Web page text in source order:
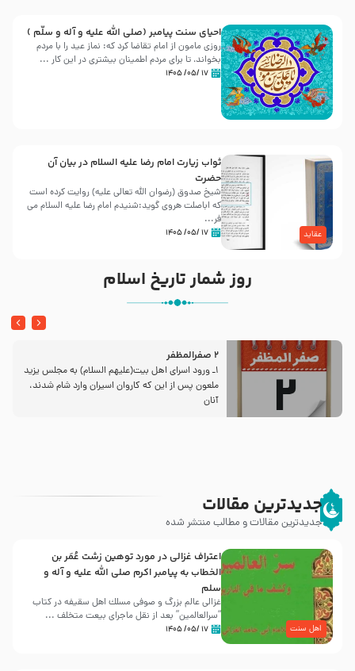
احیای سنت پیامبر (صلی الله علیه و آله و سلّم )
روزی مامون از امام تقاضا کرد که: نماز عید را با مردم
بخواند، تا برای مردم اطمینان بیشتری در این کار ...
۱۷ /۰۵/ ۱۴۰۵
عقاید
ثواب زیارت امام رضا علیه السلام در بیان آن
حضرت
شیخ صدوق (رضوان الله تعالی علیه) روایت کرده است
که اباصلت هروی گوید:شنیدم امام رضا علیه السلام می
فر...
۱۷ /۰۵/ ۱۴۰۵
روز شمار تاریخ اسلام
2 صفرالمظفر
1ـ ورود اسراى اهل بیت‌(علیهم السلام) به مجلس یزید
ملعون پس از این كه كاروان اسیران وارد شام شدند،
آنان
جدیدترین مقالات
جدیدترین مقالات و مطالب منتشر شده
اهل سنت
اعتراف غزالی در مورد توهین زشت عُمَر بن
الخطاب به پیامبر اکرم صلی الله علیه و آله و
سلم
غزالی عالم بزرگ و صوفی مسلك اهل سقيفه در کتاب
“سرالعالمین” بعد از نقل ماجرای بیعت متخلف ...
۱۷ /۰۵/ ۱۴۰۵